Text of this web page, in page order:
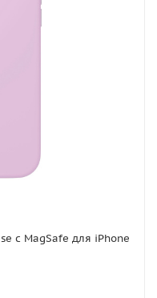
с MagSafe для iPhone